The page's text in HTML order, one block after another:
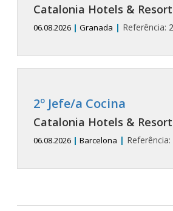
Catalonia Hotels &
06.08.2026 | Granada | Referência:
2º Jefe/a Cocina
Catalonia Hotels &
06.08.2026 | Barcelona | Referência: